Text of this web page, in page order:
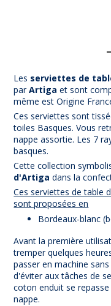
Les serviettes de
parArtiga et sont
même est Origine
Ces serviettes sont
toiles Basques. Vous
nappe assortie. Les 7
basques.
Cette collection
d'Artiga dans la
Ces serviettes de table
sont proposées en
Bordeaux-blanc
Avant la première
tremper quelques
passer en machine
d'éviter aux tâches de
coton enduit se
nappe.